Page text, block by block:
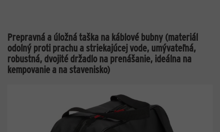
Prepravná a úložná taška na káblové bubny (materiál
odolný proti prachu a striekajúcej vode, umývateľná,
robustná, dvojité držadlo na prenášanie, ideálna na
kempovanie a na stavenisko)